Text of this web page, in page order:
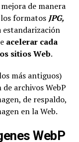
de manera
formatos JPG,
acelerar cada
sitios Web.
más antiguos)
archivos WebP
de respaldo,
en la Web.
WebP